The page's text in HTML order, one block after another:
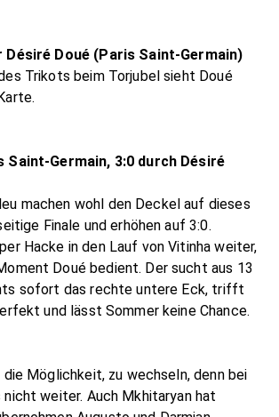
Désiré Doué (Paris Saint-Germain)
Trikots beim Torjubel sieht Doué
Saint-Germain, 3:0 durch Désiré
machen wohl den Deckel auf dieses
Finale und erhöhen auf 3:0.
Hacke in den Lauf von Vitinha weiter,
Doué bedient. Der sucht aus 13
sofort das rechte untere Eck, trifft
und lässt Sommer keine Chance.
die Möglichkeit, zu wechseln, denn bei
weiter. Auch Mkhitaryan hat